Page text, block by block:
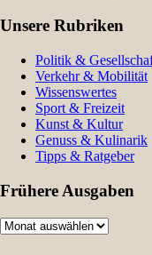
Unsere Rubriken
Politik &
Verkehr & Mobilität
Wissenswertes
Sport & Freizeit
Kunst & Kultur
Genuss & Kulinarik
Tipps & Ratgeber
Frühere Ausgaben
Frühere